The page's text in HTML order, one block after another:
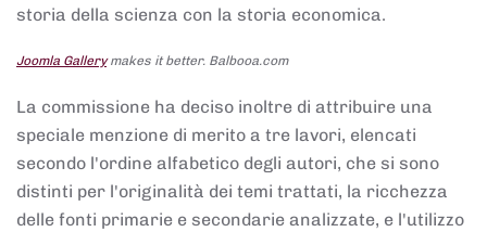
storia della scienza con la storia economica.
Joomla Gallerymakes it better. Balbooa.com
La commissione ha deciso inoltre di attribuire una
speciale menzione di merito a tre lavori, elencati
secondo l'ordine alfabetico degli autori, che si sono
distinti per l'originalità dei temi trattati, la ricchezza
delle fonti primarie e secondarie analizzate, e l'utilizzo